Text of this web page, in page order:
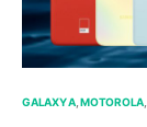
GALAXY A MOTOROLA